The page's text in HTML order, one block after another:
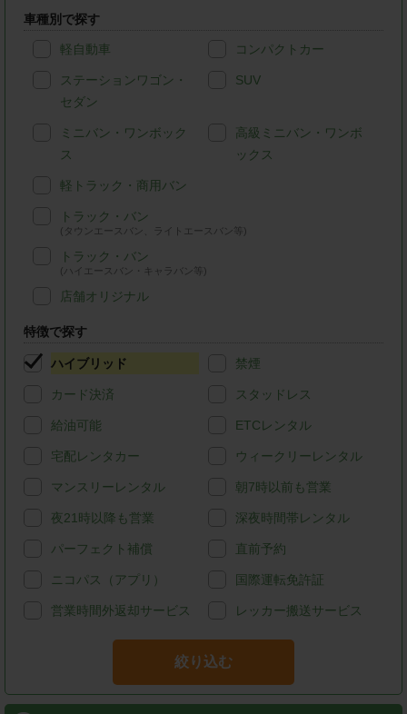
車種別で探す
軽自動車 コンパクトカー
ステーションワゴン・
セダン
SUV
ミニバン・ワンボック
ス
高級ミニバン・ワンボ
ックス
軽トラック・商用バン
トラック・バン
(タウンエースバン、ライトエースバン等)
トラック・バン
(ハイエースバン・キャラバン等)
店舗オリジナル
特徴で探す
ハイブリッド 禁煙
カード決済 スタッドレス
給油可能 ETCレンタル
宅配レンタカー ウィークリーレンタル
マンスリーレンタル 朝7時以前も営業
夜21時以降も営業 深夜時間帯レンタル
パーフェクト補償 直前予約
ニコパス（アプリ） 国際運転免許証
営業時間外返却サービス レッカー搬送サービス
絞り込む